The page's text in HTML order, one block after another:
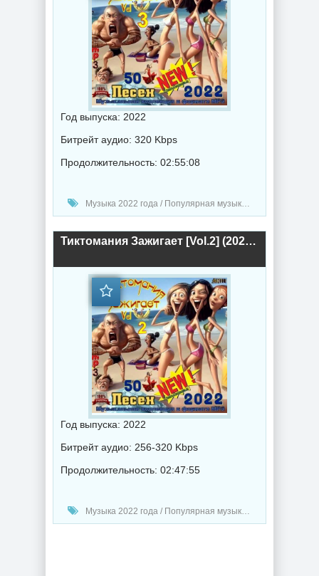
Год выпуска: 2022
Битрейт аудио: 320 Kbps
Продолжительность: 02:55:08
Музыка 2022 года / Популярная музыка / Шансон музыка / Поп музыка / DJ Lexsus
Тиктомания Зажигает [Vol.2] (2022) торрент
Год выпуска: 2022
Битрейт аудио: 256-320 Kbps
Продолжительность: 02:47:55
Музыка 2022 года / Популярная музыка / Шансон музыка / Поп музыка / DJ Lexsus